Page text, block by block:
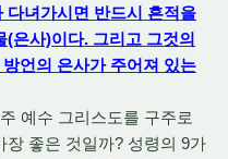
다녀가시면 반드시 흔적을
은사)이다. 그리고 그것의
언의 은사가 주어져 있는
예수 그리스도를 구주로
장 좋은 것일까? 성령의 9가